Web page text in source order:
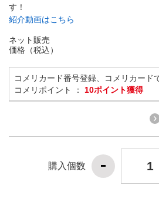
す！
紹介動画はこちら
ネット販売
価格（税込）
コメリカード番号登録、コメリカード
コメリポイント ： 10ポイント獲得
購入個数